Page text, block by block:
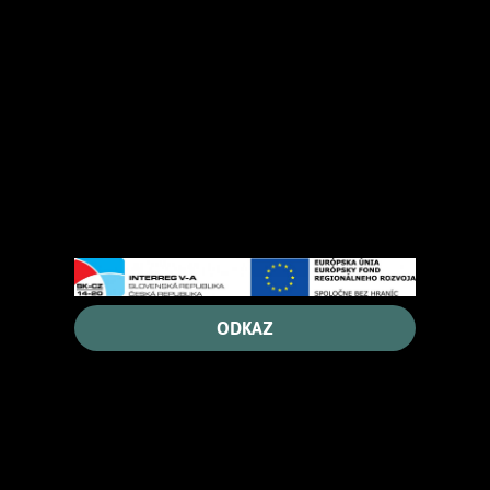
ODKAZ